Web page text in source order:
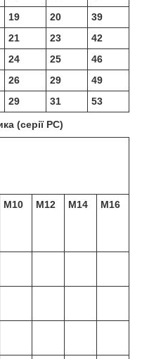
19 20
39
21 23
42
24 25
46
26 29
49
29 31 53
(серії РС)
М10 М12 М14 М16